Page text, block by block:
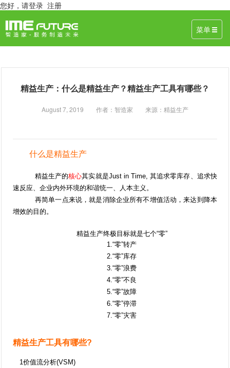
您好， 请登录 注册
菜单
精益生产：什么是精益生产？精益生产工具有哪些？
August 7, 2019 作者：智造家 来源：精益生产
什么是精益生产
精益生产的核心其实就是Just in Time, 其追求零库存、追求快
速反应、企业内外环境的和谐统一、人本主义。
再简单一点来说，就是消除企业所有不增值活动，来达到降本
增效的目的。
精益生产终极目标就是七个“零”
1.“零”转产
2.“零”库存
3.“零”浪费
4.“零”不良
5.“零”故障
6.“零”停滞
7.“零”灾害
精益生产工具有哪些?
1价值流分析(VSM)